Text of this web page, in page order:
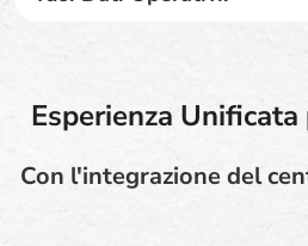
Esperienza
Con l'integrazione del